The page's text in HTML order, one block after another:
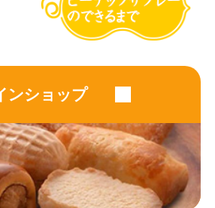
ンショップ